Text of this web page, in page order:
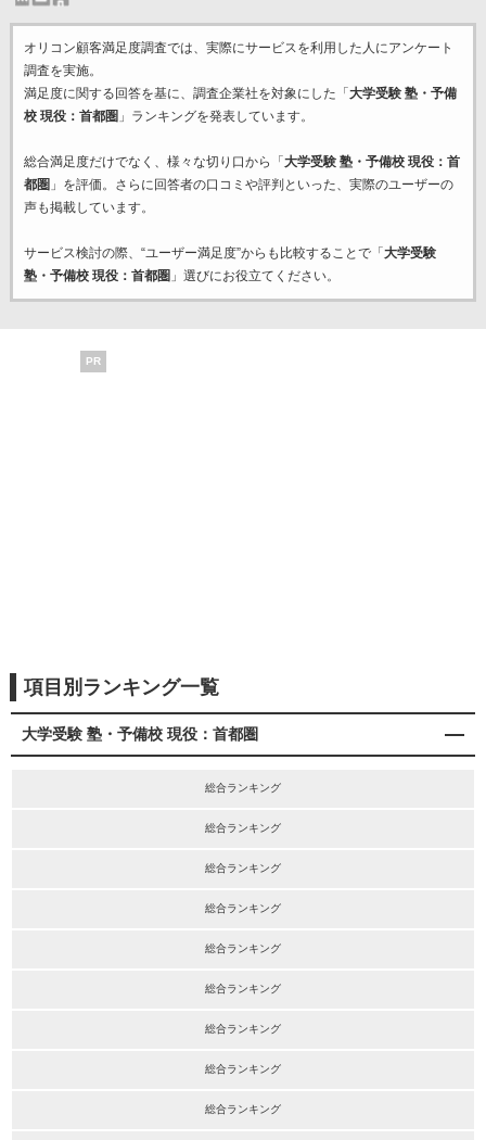
オリコン顧客満足度調査では、実際にサービスを利用した 人にアンケート
調査を実施。
満足度に関する回答を基に、調査企業社を対象にした「 大学受験 塾・予備
校 現役：首都圏 」ランキングを発表しています。
総合満足度だけでなく、様々な切り口から「 大学受験 塾・予備校 現役：首
都圏 」を評価。さらに回答者の口コミや評判といった、実際のユーザーの
声も掲載しています。
サービス検討の際、“ユーザー満足度”からも比較することで「 大学受験
塾・予備校 現役：首都圏 」選びにお役立てください。
PR
項目別ランキング一覧
大学受験 塾・予備校 現役：首都圏
総合ランキング
総合ランキング
総合ランキング
総合ランキング
総合ランキング
総合ランキング
総合ランキング
総合ランキング
総合ランキング